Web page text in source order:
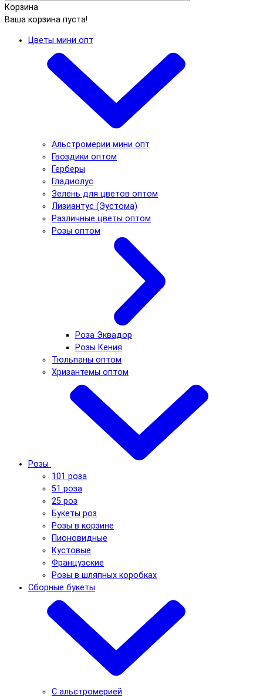
Корзина
Ваша корзина пуста!
Цветы мини опт
Альстромерии мини опт
Гвоздики оптом
Герберы
Гладиолус
Зелень для цветов оптом
Лизиантус (Эустома)
Различные цветы оптом
Розы оптом
Роза Эквадор
Розы Кения
Тюльпаны оптом
Хризантемы оптом
Розы
101 роза
51 роза
25 роз
Букеты роз
Розы в корзине
Пионовидные
Кустовые
Французские
Розы в шляпных коробках
Сборные букеты
С альстромерией